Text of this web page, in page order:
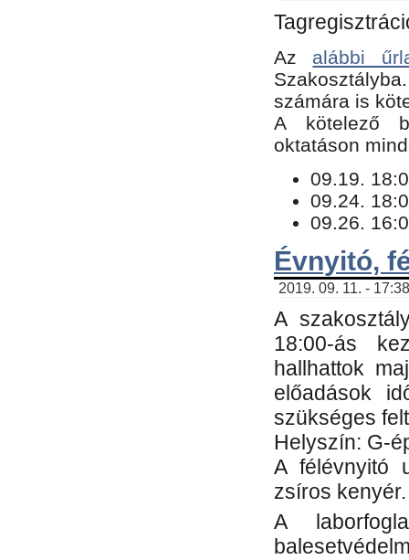
Az alábbi
számára is
​A kötelező
oktatáson
09.19.
09.24.
09.26.
Évnyitó,
2019. 09. 11. -
A
18:00-ás
hallhattok
előadások
szükséges
Helyszín: G-
A félévnyitó
zsíros kenyér.
A